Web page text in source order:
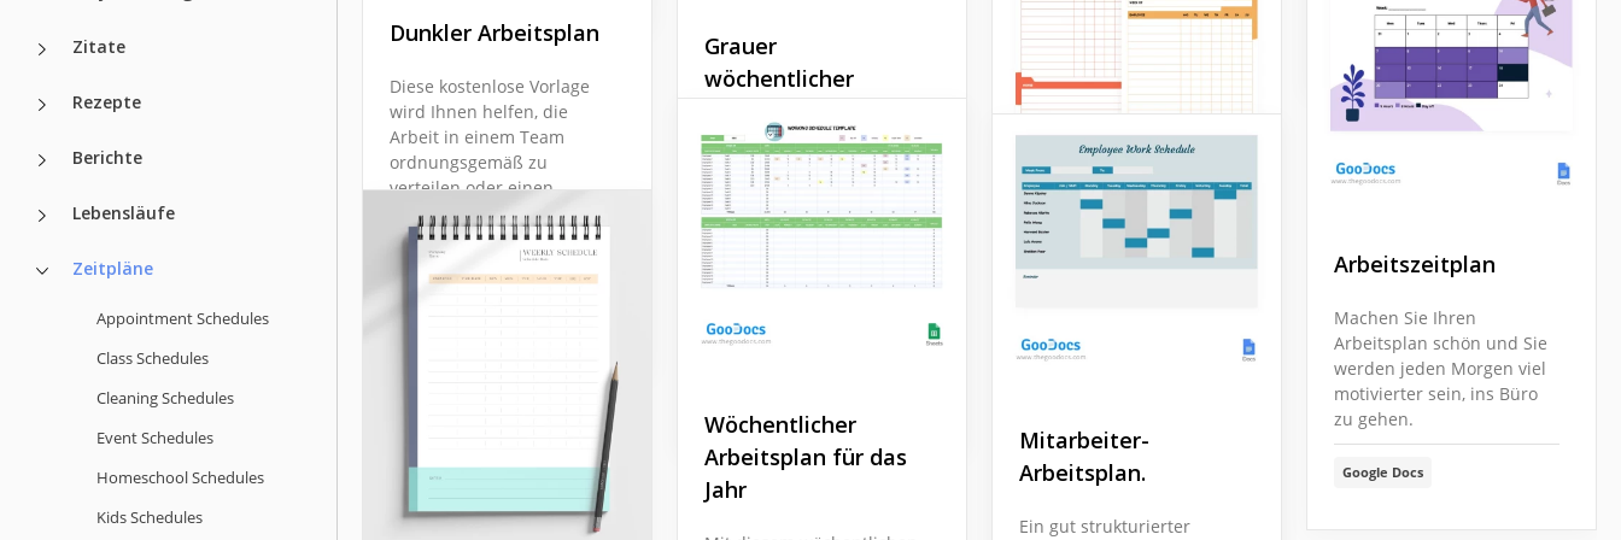
Zitate
Rezepte
Berichte
Lebensläufe
Zeitpläne
Appointment Schedules
Class Schedules
Cleaning Schedules
Event Schedules
Homeschool Schedules
Kids Schedules
Grauer
wöchentlicher
Unser wöchentlicher
Mitarbeiterplan hat ein
ordentliches Design und
eine gut organisierte
Struktur, die Ihnen helfen
wird, alle
einfach zu managen.
Mitarbeiter-
Arbeitsplan.
Ein gut strukturierter
Google Sheets
Dunkler Arbeitsplan
Diese kostenlose Vorlage
wird Ihnen helfen, die
Arbeit in einem Team
ordnungsgemäß zu
verteilen oder einen
persönlichen Arbeitsplan
für die ganze Woche im
Voraus zu erstellen.
Wöchentlicher
Arbeitsplan für das
Jahr
Arbeitszeitplan
Machen Sie Ihren
Arbeitsplan schön und Sie
werden jeden Morgen viel
motivierter sein, ins Büro
zu gehen.
Google Docs